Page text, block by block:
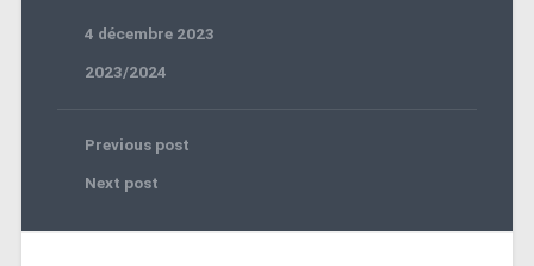
4 décembre 2023
2023/2024
Previous post
Next post